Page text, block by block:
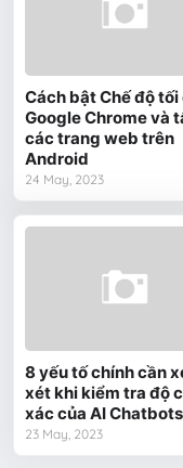
Cách bật Chế độ tối
Google Chrome và
các trang web trên
Android
24 May, 2023
8 yếu tố chính cần
xét khi kiểm tra độ
xác của AI Chatbots
23 May, 2023